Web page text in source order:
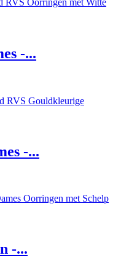
-...
-...
-...